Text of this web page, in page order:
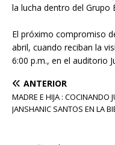
la lucha dentro del Grupo
El próximo compromiso
abril, cuando reciban la
6:00 p.m., en el auditorio
ANTERIOR
MADRE E HIJA : COCINANDO
JANSHANIC SANTOS EN LA